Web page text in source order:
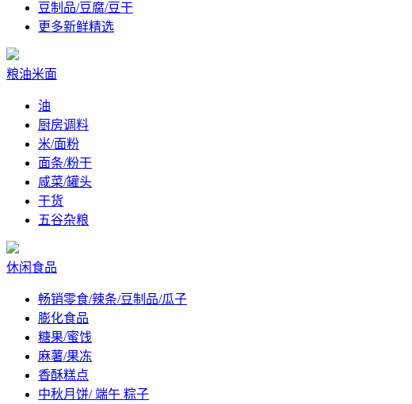
豆制品/豆腐/豆干
更多新鲜精选
粮油米面
油
厨房调料
米/面粉
面条/粉干
咸菜/罐头
干货
五谷杂粮
休闲食品
畅销零食/辣条/豆制品/瓜子
膨化食品
糖果/蜜饯
麻薯/果冻
香酥糕点
中秋月饼/ 端午 粽子